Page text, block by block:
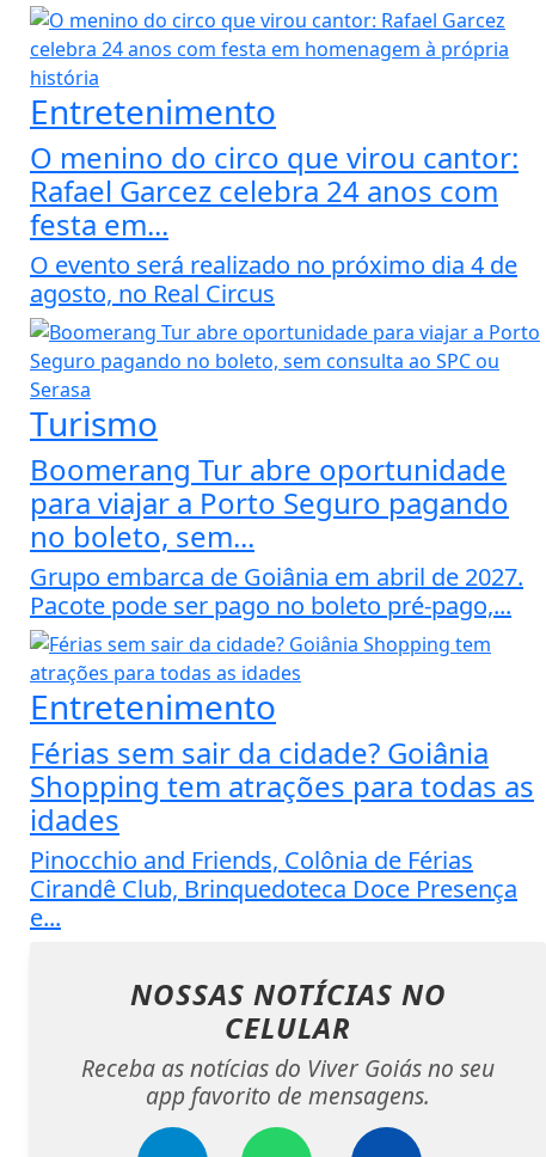
Entretenimento
O menino do circo que virou cantor:
Rafael Garcez celebra 24 anos com
festa em...
O evento será realizado no próximo dia 4 de
agosto, no Real Circus
Turismo
Boomerang Tur abre oportunidade
para viajar a Porto Seguro pagando
no boleto, sem...
Grupo embarca de Goiânia em abril de 2027.
Pacote pode ser pago no boleto pré-pago,...
Entretenimento
Férias sem sair da cidade? Goiânia
Shopping tem atrações para todas as
idades
Pinocchio and Friends, Colônia de Férias
Cirandê Club, Brinquedoteca Doce Presença
e...
NOSSAS NOTÍCIAS NO
CELULAR
Receba as notícias do Viver Goiás no seu
app favorito de mensagens.